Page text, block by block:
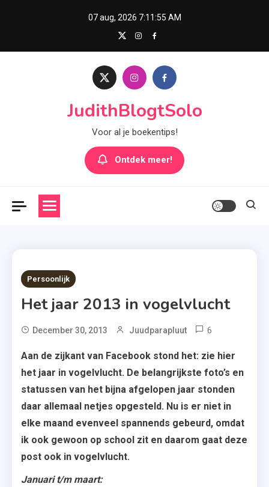
07 aug, 2026 7:11:56 AM
JudithBlogtSolo
Voor al je boekentips!
Ontdek meer!
5 MINS READ
Persoonlijk
Het jaar 2013 in vogelvlucht
December 30, 2013 Juudparapluut 6
Aan de zijkant van Facebook stond het: zie hier
het jaar in vogelvlucht. De belangrijkste foto’s en
statussen van het bijna afgelopen jaar stonden
daar allemaal netjes opgesteld. Nu is er niet in
elke maand evenveel spannends gebeurd, omdat
ik ook gewoon op school zit en daarom gaat deze
post ook in vogelvlucht.
Januari t/m maart: